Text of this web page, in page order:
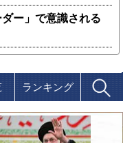
ー」で意識される
ランキング